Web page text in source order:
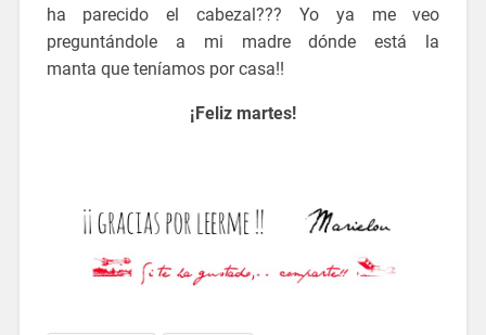
ha parecido el cabezal??? Yo ya me veo
preguntándole a mi madre dónde está la
manta que teníamos por casa!!
¡Feliz martes!